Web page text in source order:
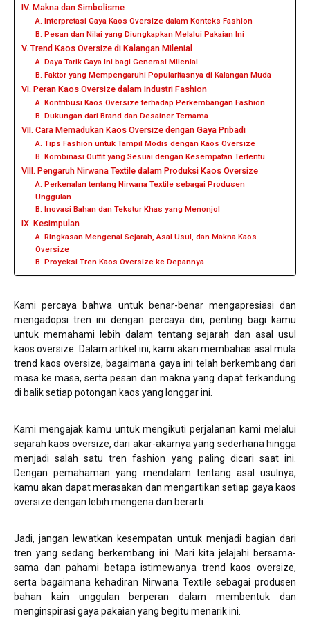
IV. Makna dan Simbolisme
A. Interpretasi Gaya Kaos Oversize dalam Konteks Fashion
B. Pesan dan Nilai yang Diungkapkan Melalui Pakaian Ini
V. Trend Kaos Oversize di Kalangan Milenial
A. Daya Tarik Gaya Ini bagi Generasi Milenial
B. Faktor yang Mempengaruhi Popularitasnya di Kalangan Muda
VI. Peran Kaos Oversize dalam Industri Fashion
A. Kontribusi Kaos Oversize terhadap Perkembangan Fashion
B. Dukungan dari Brand dan Desainer Ternama
VII. Cara Memadukan Kaos Oversize dengan Gaya Pribadi
A. Tips Fashion untuk Tampil Modis dengan Kaos Oversize
B. Kombinasi Outfit yang Sesuai dengan Kesempatan Tertentu
VIII. Pengaruh Nirwana Textile dalam Produksi Kaos Oversize
A. Perkenalan tentang Nirwana Textile sebagai Produsen
Unggulan
B. Inovasi Bahan dan Tekstur Khas yang Menonjol
IX. Kesimpulan
A. Ringkasan Mengenai Sejarah, Asal Usul, dan Makna Kaos
Oversize
B. Proyeksi Tren Kaos Oversize ke Depannya
Kami percaya bahwa untuk benar-benar mengapresiasi dan
mengadopsi tren ini dengan percaya diri, penting bagi kamu
untuk memahami lebih dalam tentang sejarah dan asal usul
kaos oversize. Dalam artikel ini, kami akan membahas asal mula
trend kaos oversize, bagaimana gaya ini telah berkembang dari
masa ke masa, serta pesan dan makna yang dapat terkandung
di balik setiap potongan kaos yang longgar ini.
Kami mengajak kamu untuk mengikuti perjalanan kami melalui
sejarah kaos oversize, dari akar-akarnya yang sederhana hingga
menjadi salah satu tren fashion yang paling dicari saat ini.
Dengan pemahaman yang mendalam tentang asal usulnya,
kamu akan dapat merasakan dan mengartikan setiap gaya kaos
oversize dengan lebih mengena dan berarti.
Jadi, jangan lewatkan kesempatan untuk menjadi bagian dari
tren yang sedang berkembang ini. Mari kita jelajahi bersama-
sama dan pahami betapa istimewanya trend kaos oversize,
serta bagaimana kehadiran Nirwana Textile sebagai produsen
bahan kain unggulan berperan dalam membentuk dan
menginspirasi gaya pakaian yang begitu menarik ini.